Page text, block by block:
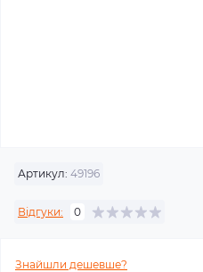
Артикул: 49196
Відгуки: 0
Знайшли дешевше?